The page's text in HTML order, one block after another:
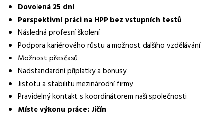
Lokalita nabídky
Jičín
Zaměstnavatel / agentura
Manuvia DreamJob s.r.o.
Typ úvazku
Plný úvazek
Mzda
Dovolená 25 dní
Perspektivní práci na HPP bez vstupních testů
Následná profesní školení
Podpora kariérového růstu a možnost dalšího vzdělávání
Možnost přesčasů
Nadstandardní příplatky a bonusy
Jistotu a stabilitu mezinárodní firmy
Pravidelný kontakt s koordinátorem naší společnosti
Místo výkonu práce: Jičín